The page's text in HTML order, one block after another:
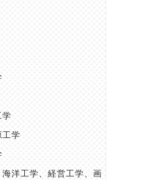
学
工学
海洋工学、経営工学、画